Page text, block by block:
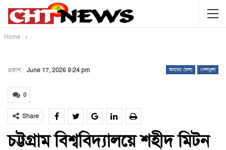
Home
অন্যান্য জেলা খেলাধুলা
প্রকাশ : June 17, 2026 9:24 pm
0
Share
চট্টগ্রাম বিশ্ববিদ্যালয়ে শহীদ মিটন